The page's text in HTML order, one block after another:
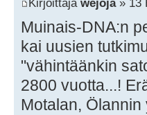
Kirjoittaja wejoja» 13
Muinais-DNA:n
kai uusien
"vähintäänkin
2800 vuotta...!
Motalan,